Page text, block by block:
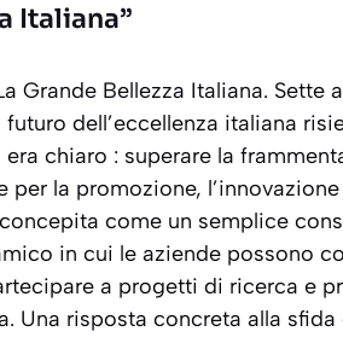
Italiana”
Grande Bellezza Italiana. Sette
dell’eccellenza italiana
chiaro : superare la
la promozione,
come un semplice
in cui le aziende possono
a progetti di ricerca e
Una risposta concreta alla